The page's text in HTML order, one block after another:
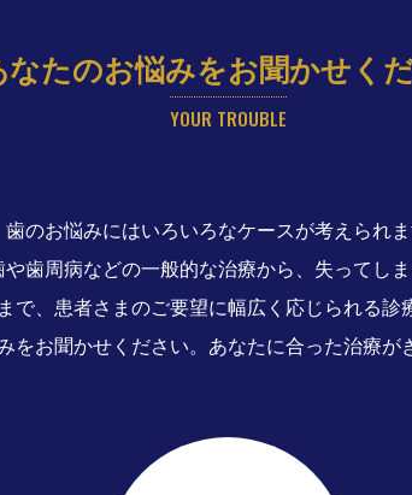
なたのお悩みをお聞かせく
YOUR TROUBLE
歯のお悩みにはいろいろなケースが考えられま
歯周病などの一般的な治療から、失ってし
で、患者さまのご要望に幅広く応じられる診
をお聞かせください。あなたに合った治療が